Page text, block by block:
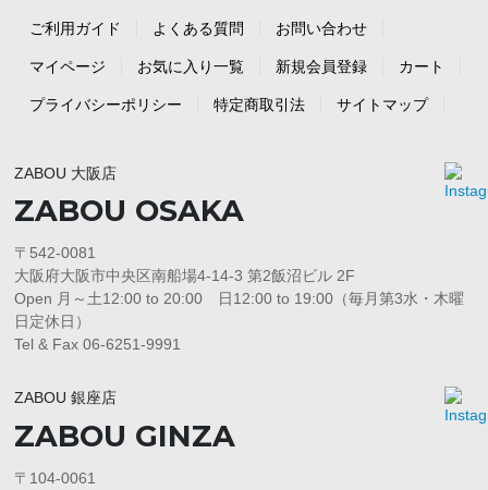
ご利用ガイド よくある質問 お問い合わせ
マイページ お気に入り一覧 新規会員登録 カート
プライバシーポリシー 特定商取引法 サイトマップ
ZABOU 大阪店
ZABOU OSAKA
〒542-0081
大阪府大阪市中央区南船場4-14-3 第2飯沼ビル 2F
Open 月～土12:00 to 20:00 日12:00 to 19:00（毎月第3水・木曜
日定休日）
Tel & Fax 06-6251-9991
ZABOU 銀座店
ZABOU GINZA
〒104-0061